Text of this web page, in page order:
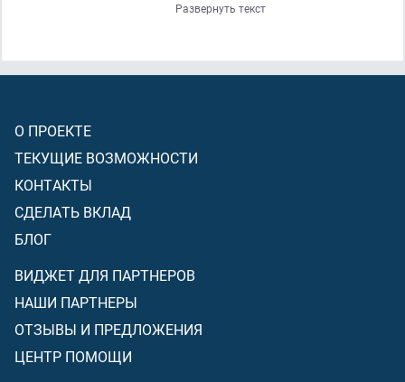
[я не стану жаловаться кому-либо из людей]
Развернуть текст
О ПРОЕКТЕ
ТЕКУЩИЕ ВОЗМОЖНОСТИ
КОНТАКТЫ
СДЕЛАТЬ ВКЛАД
БЛОГ
ВИДЖЕТ ДЛЯ ПАРТНЕРОВ
НАШИ ПАРТНЕРЫ
ОТЗЫВЫ И ПРЕДЛОЖЕНИЯ
ЦЕНТР ПОМОЩИ